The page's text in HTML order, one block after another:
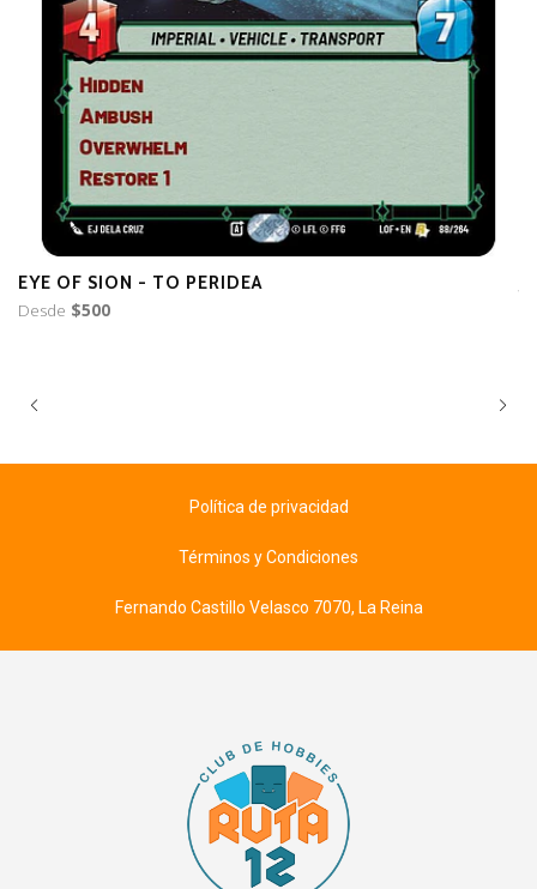
EYE OF SION - TO PERIDEA
Desde $500
Política de privacidad
Términos y Condiciones
Fernando Castillo Velasco 7070, La Reina